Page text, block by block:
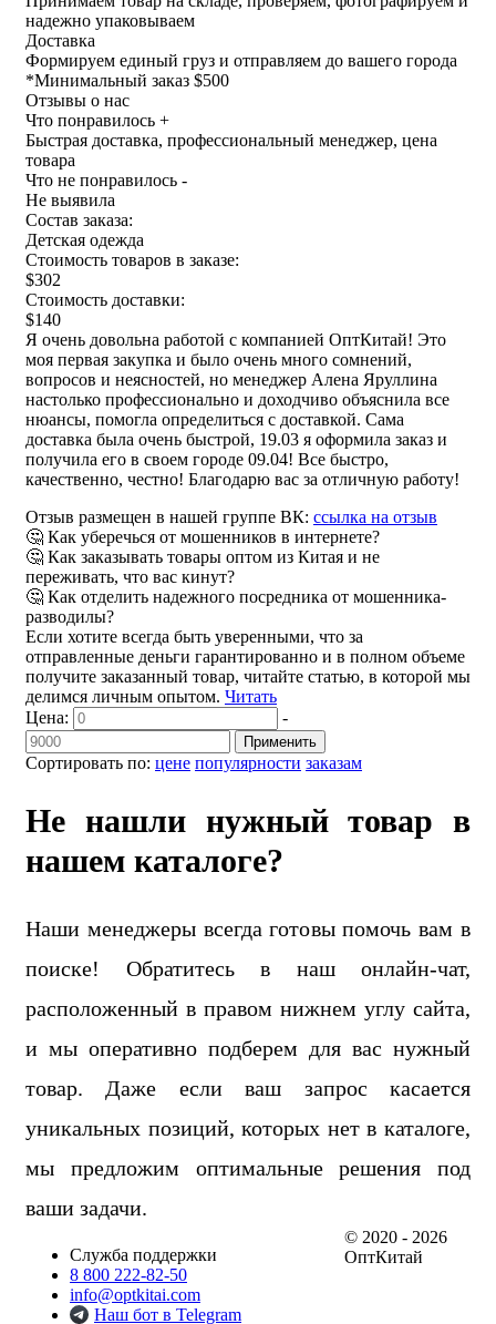
надежно упаковываем
Доставка
Формируем единый груз и отправляем до вашего города
*Минимальный заказ $500
Отзывы о нас
Что понравилось +
Быстрая доставка, профессиональный менеджер, цена
товара
Что не понравилось -
Не выявила
Состав заказа:
Детская одежда
Стоимость товаров в заказе:
$302
Стоимость доставки:
$140
Я очень довольна работой с компанией ОптКитай! Это
моя первая закупка и было очень много сомнений,
вопросов и неясностей, но менеджер Алена Яруллина
настолько профессионально и доходчиво объяснила все
нюансы, помогла определиться с доставкой. Сама
доставка была очень быстрой, 19.03 я оформила заказ и
получила его в своем городе 09.04! Все быстро,
качественно, честно! Благодарю вас за отличную работу!
Отзыв размещен в нашей группе ВК: ссылка на отзыв
🤔 Как уберечься от мошенников в интернете?
🤔 Как заказывать товары оптом из Китая и не
переживать, что вас кинут?
🤔 Как отделить надежного посредника от мошенника-
разводилы?
Если хотите всегда быть уверенными, что за
отправленные деньги гарантированно и в полном объеме
получите заказанный товар, читайте статью, в которой мы
делимся личным опытом. Читать
Сортировать по: цене популярности заказам
Цена: -
Применить
Не нашли нужный товар в
нашем каталоге?
Наши менеджеры всегда готовы помочь вам в
поиске! Обратитесь в наш онлайн-чат,
расположенный в правом нижнем углу сайта,
и мы оперативно подберем для вас нужный
товар. Даже если ваш запрос касается
уникальных позиций, которых нет в каталоге,
мы предложим оптимальные решения под
ваши задачи.
Служба поддержки
8 800 222-82-50
info@optkitai.com
Наш бот в Telegram
© 2020 - 2026
ОптКитай